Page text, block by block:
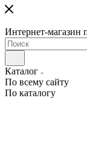
Интернет-магазин
Каталог
По всему сайту
По каталогу